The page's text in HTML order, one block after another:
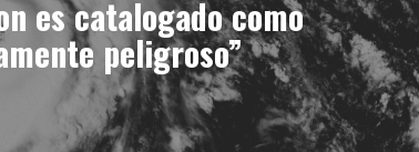
es catalogado como
peligroso”